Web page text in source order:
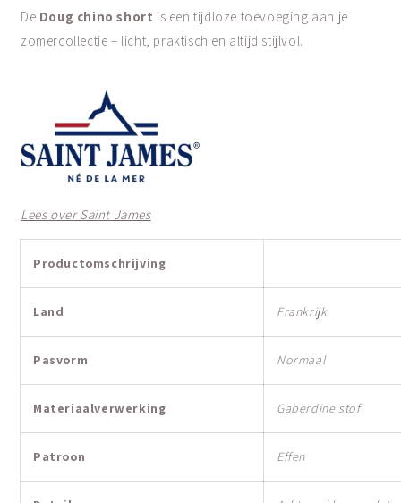
De Doug chino short is een tijdloze toevoeging aan je
zomercollectie – licht, praktisch en altijd stijlvol.
Lees over Saint James
Productomschrijving
Land Frankrijk
Pasvorm Normaal
Materiaalverwerking Gaberdine stof
Patroon Effen